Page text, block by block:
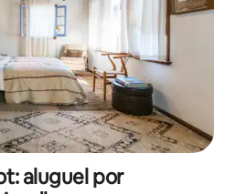
aluguel por